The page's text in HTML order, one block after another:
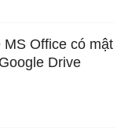
Office có mật
Drive